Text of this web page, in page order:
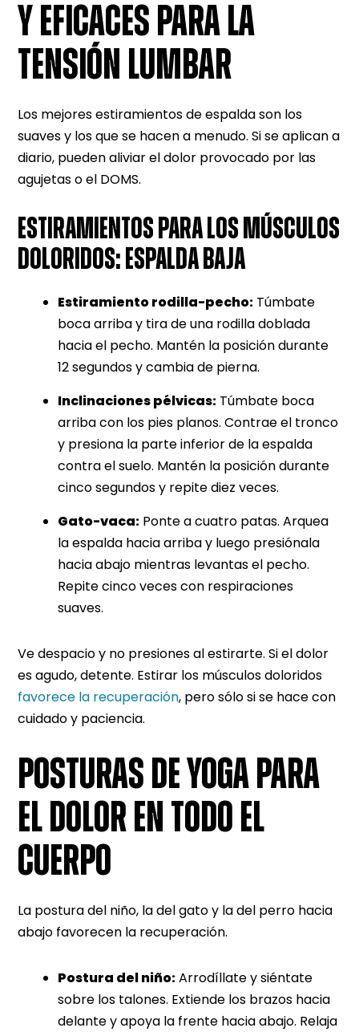
Y EFICACES PARA LA
TENSIÓN LUMBAR
Los mejores estiramientos de espalda son los
suaves y los que se hacen a menudo. Si se aplican a
diario, pueden aliviar el dolor provocado por las
agujetas o el DOMS.
ESTIRAMIENTOS PARA LOS MÚSCULOS
DOLORIDOS: ESPALDA BAJA
Estiramiento rodilla-pecho: Túmbate
boca arriba y tira de una rodilla doblada
hacia el pecho. Mantén la posición durante
12 segundos y cambia de pierna.
Inclinaciones pélvicas: Túmbate boca
arriba con los pies planos. Contrae el tronco
y presiona la parte inferior de la espalda
contra el suelo. Mantén la posición durante
cinco segundos y repite diez veces.
Gato-vaca: Ponte a cuatro patas. Arquea
la espalda hacia arriba y luego presiónala
hacia abajo mientras levantas el pecho.
Repite cinco veces con respiraciones
suaves.
Ve despacio y no presiones al estirarte. Si el dolor
es agudo, detente. Estirar los músculos doloridos
favorece la recuperación, pero sólo si se hace con
cuidado y paciencia.
POSTURAS DE YOGA PARA
EL DOLOR EN TODO EL
CUERPO
La postura del niño, la del gato y la del perro hacia
abajo favorecen la recuperación.
Postura del niño:Arrodíllate y siéntate
sobre los talones. Extiende los brazos hacia
delante y apoya la frente hacia abajo. Relaja